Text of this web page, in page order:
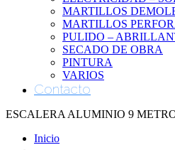
MARTILLOS
MARTILLOS
PULIDO –
SECADO DE OBRA
PINTURA
VARIOS
Contacto
ESCALERA ALUMINIO 9
Inicio